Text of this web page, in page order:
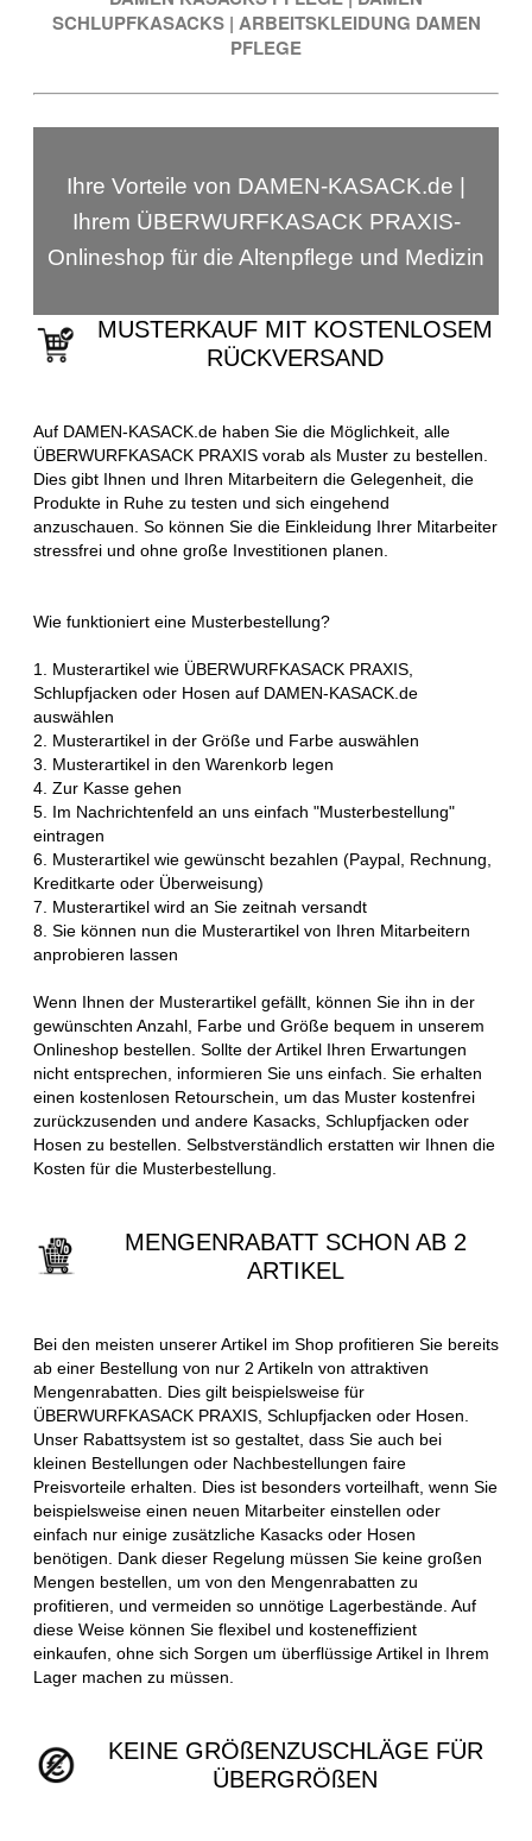
SCHLUPFKASACKS | ARBEITSKLEIDUNG DAMEN
PFLEGE
Ihre Vorteile von DAMEN-KASACK.de |
Ihrem ÜBERWURFKASACK PRAXIS-
Onlineshop für die Altenpflege und Medizin
MUSTERKAUF MIT KOSTENLOSEM
RÜCKVERSAND
Auf DAMEN-KASACK.de haben Sie die Möglichkeit, alle
ÜBERWURFKASACK PRAXIS vorab als Muster zu bestellen.
Dies gibt Ihnen und Ihren Mitarbeitern die Gelegenheit, die
Produkte in Ruhe zu testen und sich eingehend
anzuschauen. So können Sie die Einkleidung Ihrer Mitarbeiter
stressfrei und ohne große Investitionen planen.
Wie funktioniert eine Musterbestellung?
1. Musterartikel wie ÜBERWURFKASACK PRAXIS,
Schlupfjacken oder Hosen auf DAMEN-KASACK.de
auswählen
2. Musterartikel in der Größe und Farbe auswählen
3. Musterartikel in den Warenkorb legen
4. Zur Kasse gehen
5. Im Nachrichtenfeld an uns einfach "Musterbestellung"
eintragen
6. Musterartikel wie gewünscht bezahlen (Paypal, Rechnung,
Kreditkarte oder Überweisung)
7. Musterartikel wird an Sie zeitnah versandt
8. Sie können nun die Musterartikel von Ihren Mitarbeitern
anprobieren lassen
Wenn Ihnen der Musterartikel gefällt, können Sie ihn in der
gewünschten Anzahl, Farbe und Größe bequem in unserem
Onlineshop bestellen. Sollte der Artikel Ihren Erwartungen
nicht entsprechen, informieren Sie uns einfach. Sie erhalten
einen kostenlosen Retourschein, um das Muster kostenfrei
zurückzusenden und andere Kasacks, Schlupfjacken oder
Hosen zu bestellen. Selbstverständlich erstatten wir Ihnen die
Kosten für die Musterbestellung.
MENGENRABATT SCHON AB 2
ARTIKEL
Bei den meisten unserer Artikel im Shop profitieren Sie bereits
ab einer Bestellung von nur 2 Artikeln von attraktiven
Mengenrabatten. Dies gilt beispielsweise für
ÜBERWURFKASACK PRAXIS, Schlupfjacken oder Hosen.
Unser Rabattsystem ist so gestaltet, dass Sie auch bei
kleinen Bestellungen oder Nachbestellungen faire
Preisvorteile erhalten. Dies ist besonders vorteilhaft, wenn Sie
beispielsweise einen neuen Mitarbeiter einstellen oder
einfach nur einige zusätzliche Kasacks oder Hosen
benötigen. Dank dieser Regelung müssen Sie keine großen
Mengen bestellen, um von den Mengenrabatten zu
profitieren, und vermeiden so unnötige Lagerbestände. Auf
diese Weise können Sie flexibel und kosteneffizient
einkaufen, ohne sich Sorgen um überflüssige Artikel in Ihrem
Lager machen zu müssen.
KEINE GRÖßENZUSCHLÄGE FÜR
ÜBERGRÖßEN